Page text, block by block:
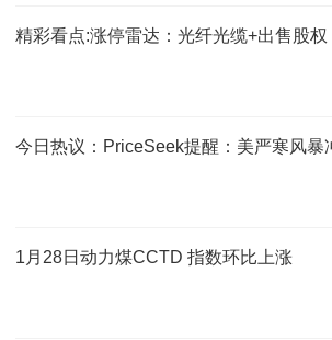
精彩看点:涨停雷达：光纤光缆+出售股
今日热议：PriceSeek提醒：美严寒风暴
1月28日动力煤CCTD 指数环比上涨